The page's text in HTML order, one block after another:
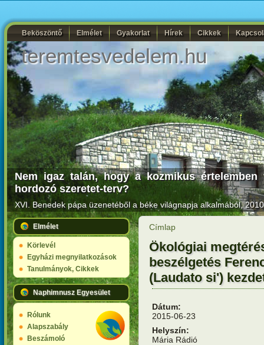
Beköszöntő Elmélet Gyakorlat Hírek Cikkek
teremtesvedelem.hu
Nem igaz talán, hogy a kozmikus
hordozó szeretet-terv?
XVI. Benedek pápa üzenetéből a béke világnapja alkalmából,
Elmélet
Körlevél
Egyházi megnyilatkozások
Tanulmányok, Cikkek
Naphimnusz Egyesület
Rólunk
Alapszabály
Beszámoló
Címlap
Ökológiai
beszélgetés
(Laudato si')
Dátum:
2015-06-23
Helyszín:
Mária Rádió